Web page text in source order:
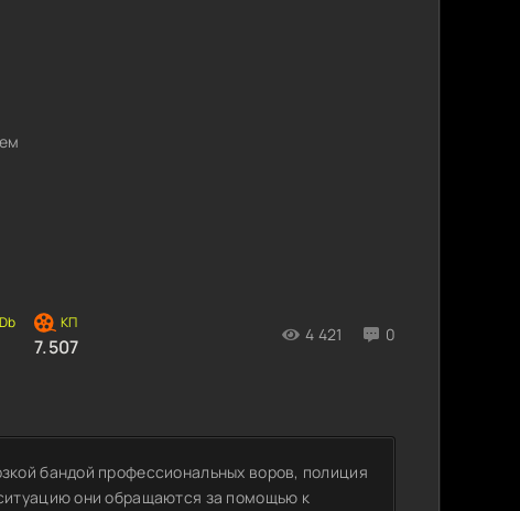
7.507
4 421 0
бандой профессиональных воров, полиция
они обращаются за помощью к